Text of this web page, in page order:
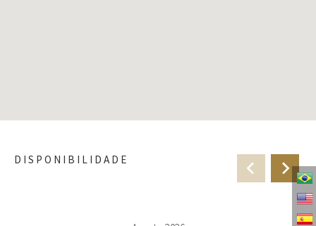
DISPONIBILIDADE